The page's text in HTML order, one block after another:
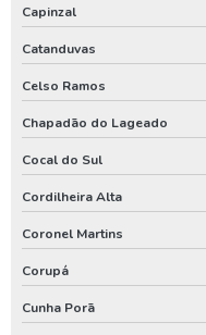
Poço artesiano empresa
Poço artesiano industrial
Poço artesiano orçamento
Poço artesiano para irrigação
Poço artesiano perfuração
Poço artesiano preço por metro
Poço artesiano quanto custa
Poço artesiano tubular
Poço artesiano valor metro
Capinzal
Catanduvas
Celso Ramos
Chapadão do Lageado
Cocal do Sul
Cordilheira Alta
Coronel Martins
Corupá
Cunha Porã